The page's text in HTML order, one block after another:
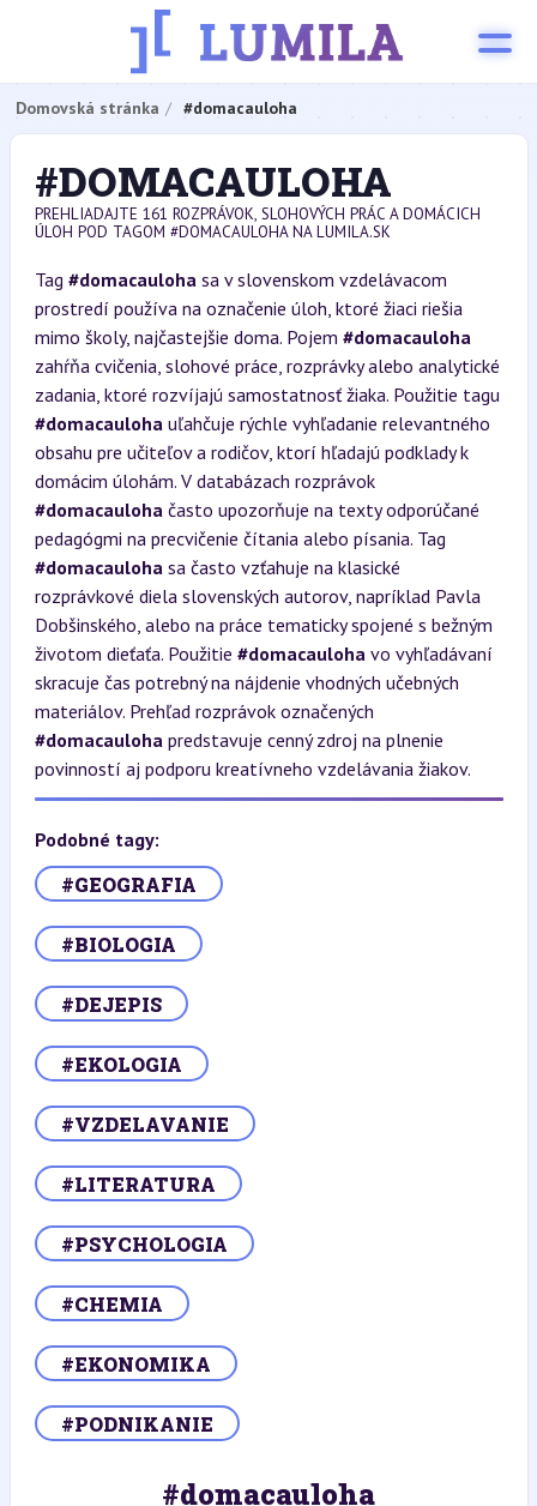
Domovská stránka #domacauloha
#DOMACAULOHA
PREHLIADAJTE 161 ROZPRÁVOK, SLOHOVÝCH PRÁC A DOMÁCICH
ÚLOH POD TAGOM #DOMACAULOHA NA LUMILA.SK
Tag #domacaulohasa v slovenskom vzdelávacom
prostredí používa na označenie úloh, ktoré žiaci riešia
mimo školy, najčastejšie doma. Pojem #domacauloha
zahŕňa cvičenia, slohové práce, rozprávky alebo analytické
zadania, ktoré rozvíjajú samostatnosť žiaka. Použitie tagu
#domacaulohauľahčuje rýchle vyhľadanie relevantného
obsahu pre učiteľov a rodičov, ktorí hľadajú podklady k
domácim úlohám. V databázach rozprávok
#domacaulohačasto upozorňuje na texty odporúčané
pedagógmi na precvičenie čítania alebo písania. Tag
#domacaulohasa často vzťahuje na klasické
rozprávkové diela slovenských autorov, napríklad Pavla
Dobšinského, alebo na práce tematicky spojené s bežným
životom dieťaťa. Použitie #domacaulohavo vyhľadávaní
skracuje čas potrebný na nájdenie vhodných učebných
materiálov. Prehľad rozprávok označených
#domacaulohapredstavuje cenný zdroj na plnenie
povinností aj podporu kreatívneho vzdelávania žiakov.
Podobné tagy:
#GEOGRAFIA
#BIOLOGIA
#DEJEPIS
#EKOLOGIA
#VZDELAVANIE
#LITERATURA
#PSYCHOLOGIA
#CHEMIA
#EKONOMIKA
#PODNIKANIE
#domacauloha